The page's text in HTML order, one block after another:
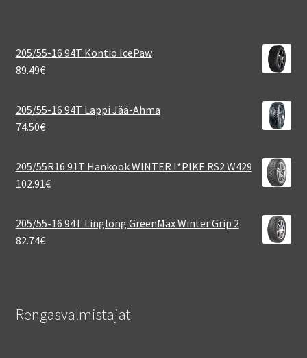
205/55-16 94T Kontio IcePaw
89.49€
205/55-16 94T Lappi Jää-Ahma
74.50€
205/55R16 91T Hankook WINTER I*PIKE RS2 W429
102.91€
205/55-16 94T Linglong GreenMax Winter Grip 2
82.74€
Rengasvalmistajat